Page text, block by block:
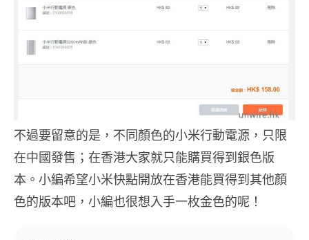
不過要留意的是，不同顏色的小米行動電源，只限
在中國發售；在香港大家就只能購買得到銀色版
本。小編希望小米快點開放在香港能買得到其他顏
色的版本吧，小編也很想入手一枚金色的呢！